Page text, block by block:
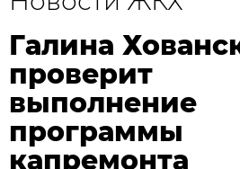
Галина
проверит
выполнение
программы
капремонта